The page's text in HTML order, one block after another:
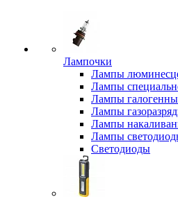
Лампочки
Лампы
Лампы
Лампы
Лампы
Лампы
Лампы
Светодиоды